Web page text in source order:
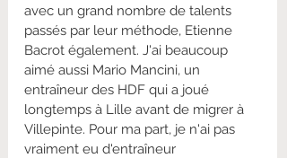
avec un grand nombre de talents
passés par leur méthode, Etienne
Bacrot également. J'ai beaucoup
aimé aussi Mario Mancini, un
entraîneur des HDF qui a joué
longtemps à Lille avant de migrer à
Villepinte. Pour ma part, je n'ai pas
vraiment eu d'entraîneur